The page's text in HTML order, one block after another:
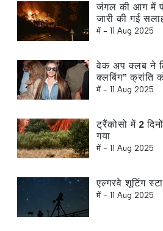
जंगल की आग में
जारी की गई
में - 11 Aug 2025
वेक अप क्लब ने
क्लबिंग” क्रांति
में - 11 Aug 2025
ट्रैंकोसो में 2
गया
में - 11 Aug 2025
एल्गरवे शूटिंग
में - 11 Aug 2025